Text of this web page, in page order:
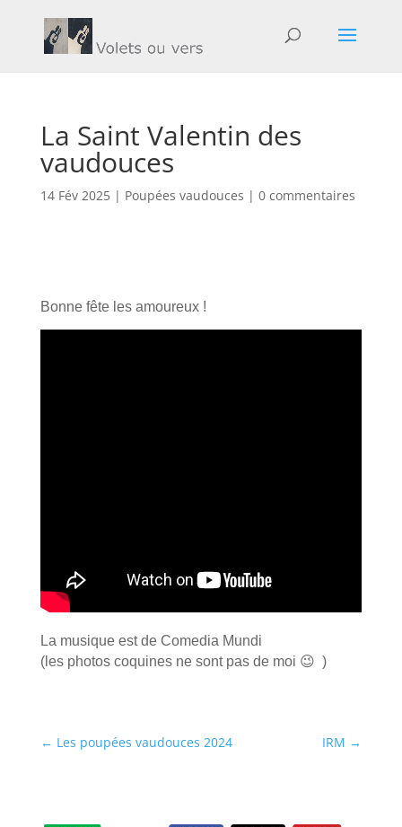
La Saint Valentin des
vaudouces
14 Fév 2025| Poupées vaudouces | 0 commentaires
Bonne fête les amoureux !
La musique est de Comedia Mundi
(les photos coquines ne sont pas de moi 😉 )
← Les poupées vaudouces 2024 IRM →